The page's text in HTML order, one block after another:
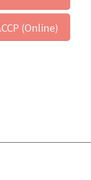
(Online)